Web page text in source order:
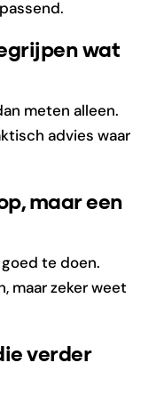
wat
meten alleen.
advies waar
maar een
te doen.
maar zeker weet
verder